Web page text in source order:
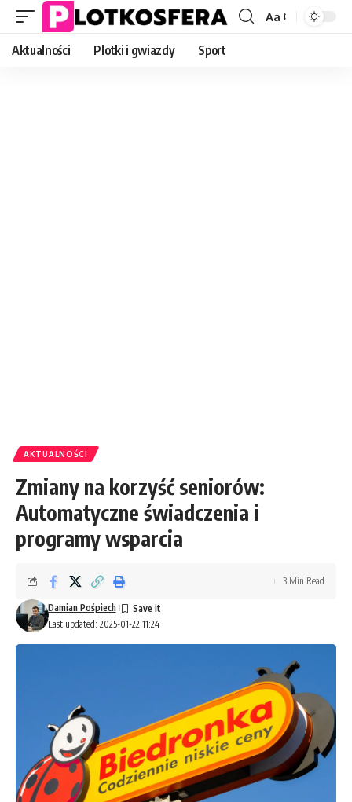
Font
Aa
Aktualności Plotki i gwiazdy Sport
AKTUALNOŚCI
Zmiany na korzyść seniorów:
Automatyczne świadczenia i
programy wsparcia
Last updated: 2025-01-22 11:24
Damian Pośpiech
3 Min Read